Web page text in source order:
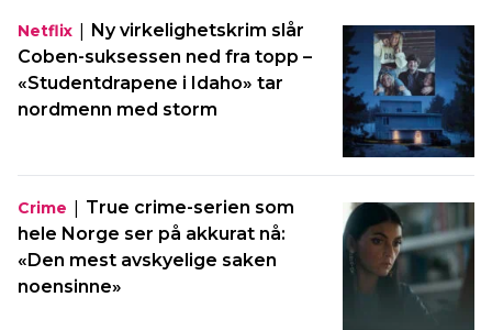
Netflix | Ny virkelighetskrim slår
Coben-suksessen ned fra topp –
«Studentdrapene i Idaho» tar
nordmenn med storm
Crime | True crime-serien som
hele Norge ser på akkurat nå:
«Den mest avskyelige saken
noensinne»